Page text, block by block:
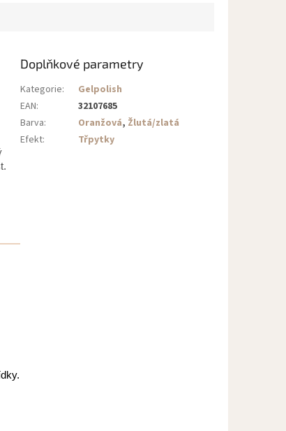
Doplňkové parametry
Kategorie:
Gelpolish
EAN:
32107685
Barva: Oranžová, Žlutá/zlatá
Efekt: Třpytky